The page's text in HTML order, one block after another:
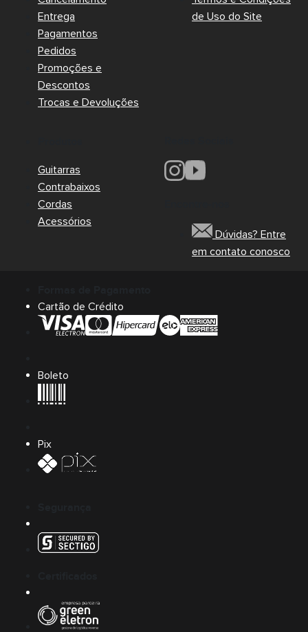
Entrega
Pagamentos
Pedidos
Promoções e
Descontos
Trocas e Devoluções
de Uso do Site
Guitarras
Contrabaixos
Cordas
Acessórios
Dúvidas? Entre
em contato conosco
Cartão de Crédito
Boleto
Pix